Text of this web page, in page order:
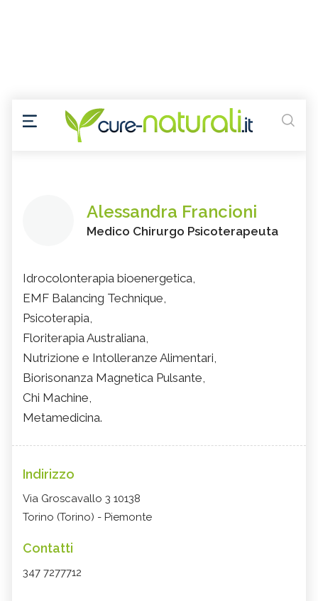
Alessandra Francioni
Medico Chirurgo Psicoterapeuta
Idrocolonterapia bioenergetica,
EMF Balancing Technique,
Psicoterapia,
Floriterapia Australiana,
Nutrizione e Intolleranze Alimentari,
Biorisonanza Magnetica Pulsante,
Chi Machine,
Metamedicina.
Indirizzo
Via Groscavallo 3 10138
Torino (Torino) - Piemonte
Contatti
347 7277712